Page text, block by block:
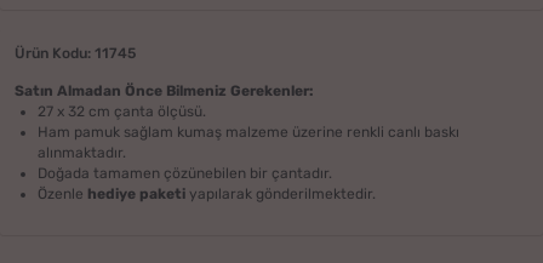
Ürün Kodu: 11745
Satın Almadan Önce Bilmeniz Gerekenler:
27 x 32 cm çanta ölçüsü.
Ham pamuk sağlam kumaş malzeme üzerine renkli canlı baskı
alınmaktadır.
Doğada tamamen çözünebilen bir çantadır.
Özenle hediye paketi yapılarak gönderilmektedir.